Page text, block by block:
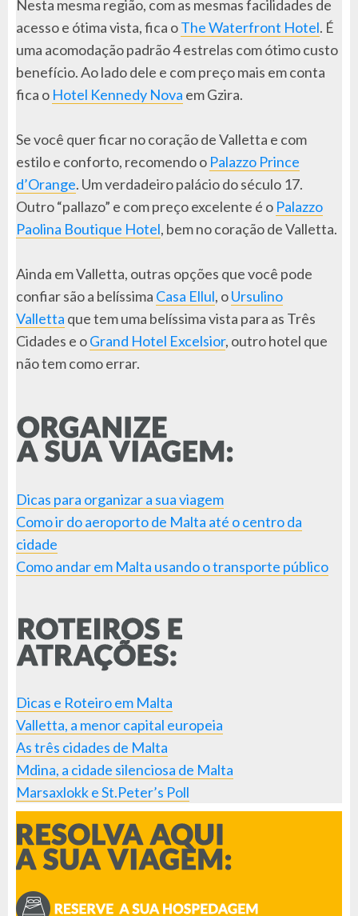
Nesta mesma região, com as mesmas facilidades de
acesso e ótima vista, fica oThe Waterfront Hotel. É
uma acomodação padrão 4 estrelas com ótimo custo
benefício. Ao lado dele e com preço mais em conta
fica o Hotel Kennedy Nova em Gzira.
Se você quer ficar no coração de Valletta e com
estilo e conforto, recomendo o Palazzo Prince
d’Orange. Um verdadeiro palácio do século 17.
Outro “pallazo” e com preço excelente é o Palazzo
Paolina Boutique Hotel, bem no coração de Valletta.
Ainda em Valletta, outras opções que você pode
confiar são a belíssima Casa Ellul, oUrsulino
Valletta que tem uma belíssima vista para as Três
Cidades e oGrand Hotel Excelsior, outro hotel que
não tem como errar.
Dicas para organizar a sua viagem
Como ir do aeroporto de Malta até o centro da
cidade
Como andar em Malta usando o transporte público
Dicas e Roteiro em Malta
Valletta, a menor capital europeia
As três cidades de Malta
Mdina, a cidade silenciosa de Malta
Marsaxlokk e St.Peter’s Poll